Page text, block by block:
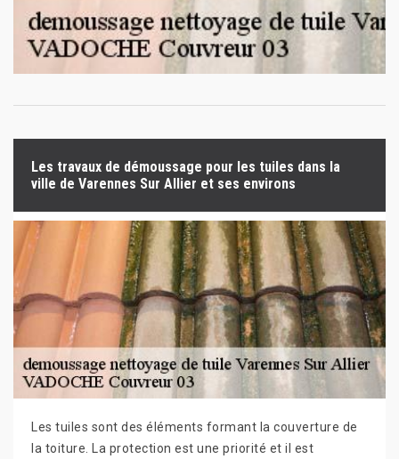
Les travaux de démoussage pour les tuiles dans la
ville de Varennes Sur Allier et ses environs
Les tuiles sont des éléments formant la couverture de
la toiture. La protection est une priorité et il est